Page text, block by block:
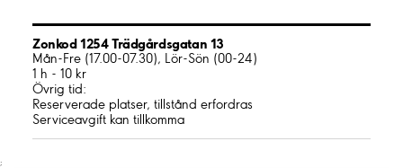
Zonkod 1254 Trädgårdsgatan 13
Mån-Fre (17.00-07.30), Lör-Sön (00-24)
1 h - 10 kr
Övrig tid:
Reserverade platser, tillstånd erfordras
Serviceavgift kan tillkomma
;